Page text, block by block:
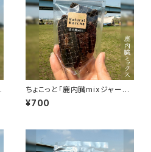
ちょこっと「鹿内臓mixジャーキ
ー」ジビエ鹿 おやつ
¥700